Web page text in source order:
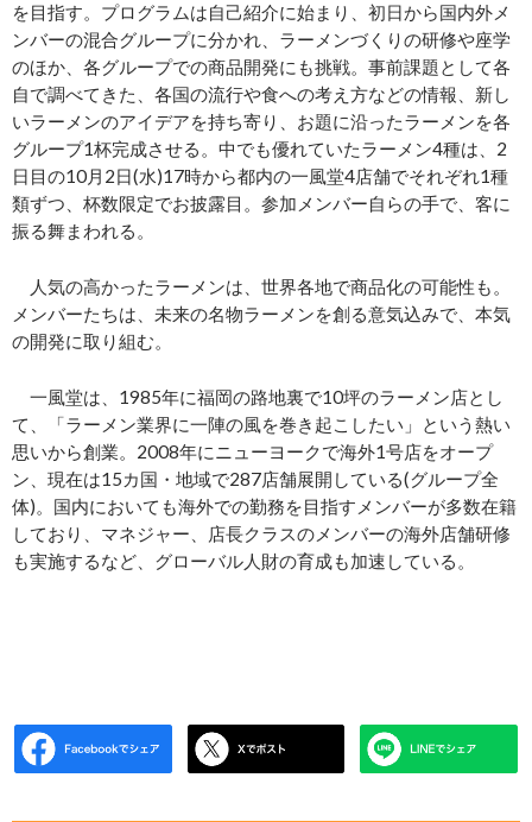
を目指す。プログラムは自己紹介に始まり、初日から国内外メ
ンバーの混合グループに分かれ、ラーメンづくりの研修や座学
のほか、各グループでの商品開発にも挑戦。事前課題として各
自で調べてきた、各国の流行や食への考え方などの情報、新し
いラーメンのアイデアを持ち寄り、お題に沿ったラーメンを各
グループ1杯完成させる。中でも優れていたラーメン4種は、2
日目の10月2日(水)17時から都内の一風堂4店舗でそれぞれ1種
類ずつ、杯数限定でお披露目。参加メンバー自らの手で、客に
振る舞まわれる。
人気の高かったラーメンは、世界各地で商品化の可能性も。
メンバーたちは、未来の名物ラーメンを創る意気込みで、本気
の開発に取り組む。
一風堂は、1985年に福岡の路地裏で10坪のラーメン店とし
て、「ラーメン業界に一陣の風を巻き起こしたい」という熱い
思いから創業。2008年にニューヨークで海外1号店をオープ
ン、現在は15カ国・地域で287店舗展開している(グループ全
体)。国内においても海外での勤務を目指すメンバーが多数在籍
しており、マネジャー、店長クラスのメンバーの海外店舗研修
も実施するなど、グローバル人財の育成も加速している。